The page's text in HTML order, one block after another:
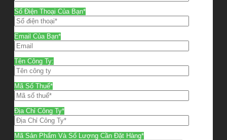
Số Điện Thoại Của Bạn*
Email Của Bạn*
Tên Công Ty:
Mã Số Thuế*
Địa Chỉ Công Ty*
Mã Sản Phẩm Và Số Lượng Cần Đặt Hàng*